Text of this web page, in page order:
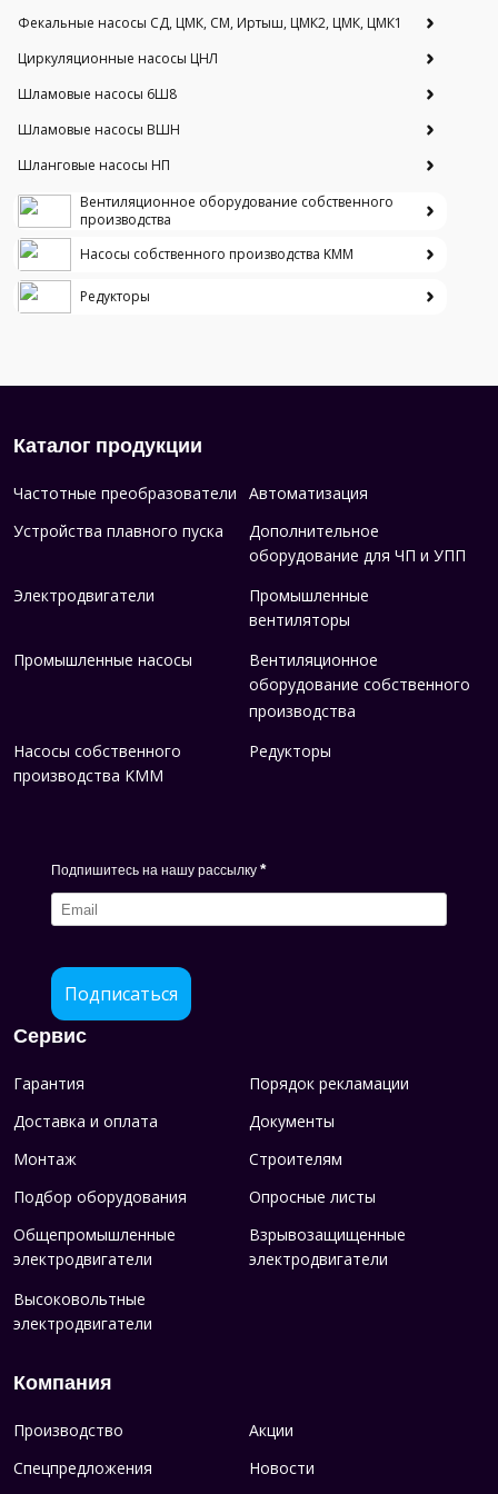
Фекальные насосы СД, ЦМК, СМ, Иртыш, ЦМК2, ЦМК, ЦМК1
Циркуляционные насосы ЦНЛ
Шламовые насосы 6Ш8
Шламовые насосы ВШН
Шланговые насосы НП
Вентиляционное оборудование собственного
производства
Насосы собственного производства KMM
Редукторы
Каталог продукции
Частотные преобразователи
Автоматизация
Устройства плавного пуска
Дополнительное
оборудование для ЧП и УПП
Электродвигатели Промышленные
вентиляторы
Промышленные насосы Вентиляционное
оборудование собственного
производства
Насосы собственного
производства KMM
Редукторы
Подпишитесь на нашу рассылку *
Подписаться
Сервис
Гарантия
Порядок рекламации
Доставка и оплата
Документы
Монтаж
Строителям
Подбор оборудования
Опросные листы
Общепромышленные
электродвигатели
Взрывозащищенные
электродвигатели
Высоковольтные
электродвигатели
Компания
Производство
Акции
Спецпредложения
Новости